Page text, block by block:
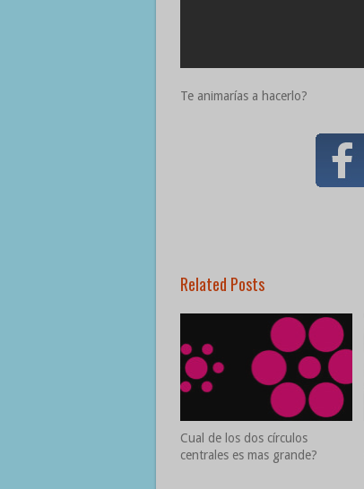
Te animarías a hacerlo?
Related Posts
Cual de los dos círculos
centrales es mas grande?